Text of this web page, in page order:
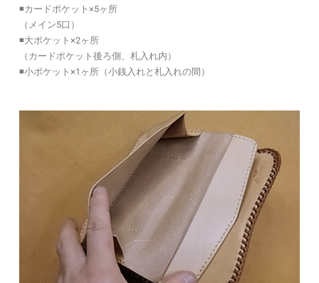
◾️カードポケット×5ヶ所
（メイン5口）
◾️大ポケット×2ヶ所
（カードポケット後ろ側、札入れ内）
◾️小ポケット×1ヶ所（小銭入れと札入れの間）